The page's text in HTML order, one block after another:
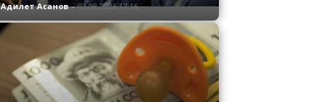
Адилет Асанов - 03.08.2026 17:16